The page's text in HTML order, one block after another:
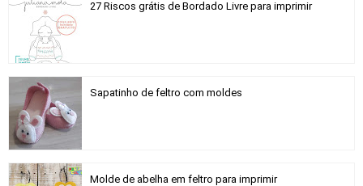
27 Riscos grátis de Bordado Livre para imprimir
Sapatinho de feltro com moldes
Molde de abelha em feltro para imprimir